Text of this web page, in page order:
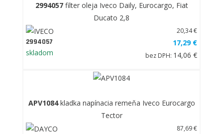
2994057filter oleja Iveco Daily, Eurocargo, Fiat
Ducato 2,8
2994057
skladom
20,34 €
17,29 €
bez DPH: 14,06 €
APV1084kladka napínacia remeňa Iveco Eurocargo
Tector
87,69 €